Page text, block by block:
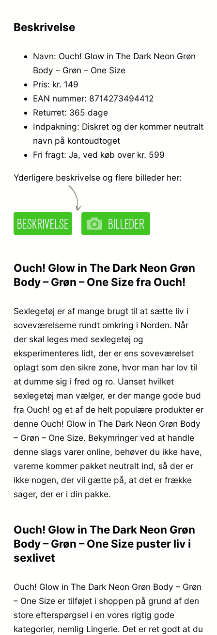
Beskrivelse
Navn: Ouch! Glow in The Dark Neon Grøn
Body – Grøn – One Size
Pris: kr. 149
EAN nummer: 8714273494412
Returret: 365 dage
Indpakning: Diskret og der kommer neutralt
navn på kontoudtoget
Fri fragt: Ja, ved køb over kr. 599
Yderligere beskrivelse og flere billeder her:
Ouch! Glow in The Dark Neon Grøn
Body – Grøn – One Size fra Ouch!
Sexlegetøj er af mange brugt til at sætte liv i
soveværelserne rundt omkring i Norden. Når
der skal leges med sexlegetøj og
eksperimenteres lidt, der er ens soveværelset
oplagt som den sikre zone, hvor man har lov til
at dumme sig i fred og ro. Uanset hvilket
sexlegetøj man vælger, er der mange gode bud
fra Ouch! og et af de helt populære produkter er
denne Ouch! Glow in The Dark Neon Grøn Body
– Grøn – One Size. Bekymringer ved at handle
denne slags varer online, behøver du ikke have,
varerne kommer pakket neutralt ind, så der er
ikke nogen, der vil gætte på, at det er frække
sager, der er i din pakke.
Ouch! Glow in The Dark Neon Grøn
Body – Grøn – One Size puster liv i
sexlivet
Ouch! Glow in The Dark Neon Grøn Body – Grøn
– One Size er tilføjet i shoppen på grund af den
store efterspørgsel i en vores rigtig gode
kategorier, nemlig Lingerie. Det er ret godt at du